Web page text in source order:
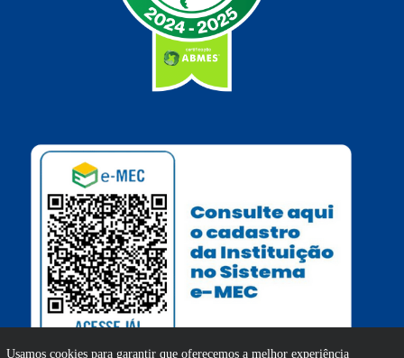
Usamos cookies para garantir que oferecemos a melhor experiência